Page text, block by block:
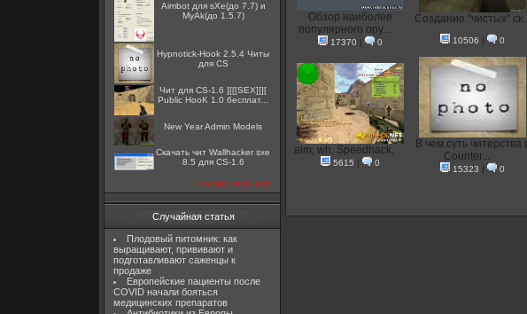
Aimbot для sXe(до 7.7) и
MyAk(до 1.5.7)
Hypnotick-Hook 2.5.4 Читы
для CS
Чит для CS-1.6 ][[[SEX]]][
Public HooK 1.0 бесплат...
New Year Admin Models
Скачать чит Wallhacker sxe
8.5 для CS-1.6
посмотреть все
Случайная статья
Плодовый питомник: как
выращивают, прививают и
подготавливают саженцы к
продаже
Европейские пациенты после
COVID начали бояться
медицинских препаратов
Обзор наиболее
популярного ору...
17370 | 0
Создание "чистых"
10506 | 0
aim, wh, Speedhack,
5615 | 0
В чем суть читерства
Counter...
15323 | 0